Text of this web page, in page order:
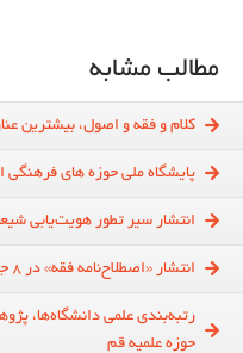
مطالب مشابه
کلام و فقه و اصول، بیشترین
پایشگاه ملی حوزه های فرهنگی
انتشار سیر تطور هویت‌یابی
انتشار «اصطلاح‌نامه فقه» در 8 جلد با 51 هزار اصطلاح تخصصی
رتبه‌بندی علمی دانشگاه‌ها،
حوزه‌ علمیه قم